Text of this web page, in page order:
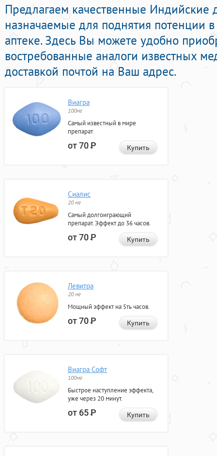
Предлагаем качественные Индийские
назначаемые для поднятия потенции
аптеке. Здесь Вы можете удобно
востребованные аналоги известных
доставкой почтой на Ваш адрес.
Виагра
100мг
Самый известный в мире
препарат
от 70Р Купить
Сиалис
20 мг
Самый долгоиграющий
препарат. Эффект до 36 часов.
от 70Р Купить
Левитра
20 мг
Мощный эффект на 5ть часов.
от 70Р Купить
Виагра Софт
100мг
Быстрое наступление эффекта,
уже через 20 минут.
от 65Р Купить